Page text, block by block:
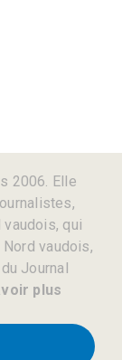
2006. Elle
qui
vaudois,
Journal
plus